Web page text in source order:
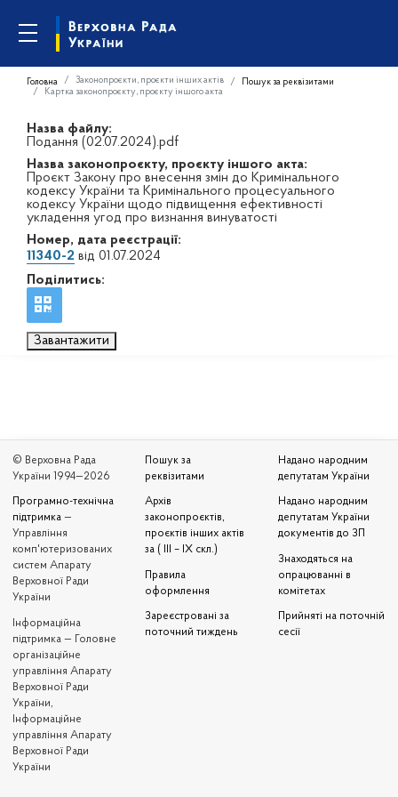
Головна Законопроєкти, проєкти інших актів
Пошук за реквізитами
Картка законопроєкту, проєкту іншого акта
Назва файлу:
Подання (02.07.2024).pdf
Назва законопроєкту, проєкту іншого акта:
Проєкт Закону про внесення змін до Кримінального
кодексу України та Кримінального процесуального
кодексу України щодо підвищення ефективності
укладення угод про визнання винуватості
Номер, дата реєстрації:
11340-2 від 01.07.2024
Поділитись:
Завантажити
© Верховна Рада
України 1994—2026
Програмно-технічна
підтримка —
Управління
комп'ютеризованих
систем Апарату
Верховної Ради
України
Iнформаційна
підтримка — Головне
організаційне
управління Апарату
Верховної Ради
України,
Інформаційне
управління Апарату
Верховної Ради
України
Пошук за
реквізитами
Архів
законопроєктів,
проєктів інших актів
за ( III – IX скл.)
Правила
оформлення
Зареєстровані за
поточний тиждень
Надано народним
депутатам України
Надано народним
депутатам України
документів до ЗП
Знаходяться на
опрацюванні в
комітетах
Прийняті на поточній
сесії